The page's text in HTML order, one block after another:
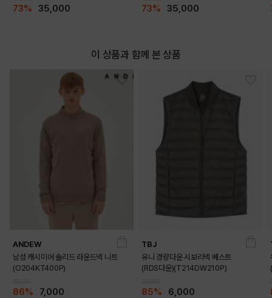
73% 35,000 73% 35,000
이 상품과 함께 본 상품
ANDEW
남성 캐시미어 솔리드 라운드넥 니트
(O204KT400P)
86% 7,000
TBJ
유니 경량다운 시보리넥 베스트
(RDS다운)(T214DW210P)
85% 6,000